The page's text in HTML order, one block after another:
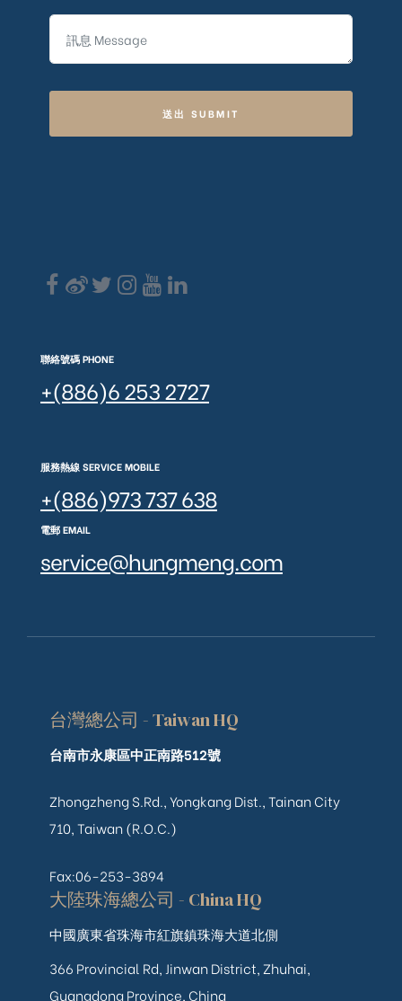
送出 SUBMIT
聯絡號碼 PHONE
+(886)6 253 2727
服務熱線 SERVICE MOBILE
+(886)973 737 638
電郵 EMAIL
service@hungmeng.com
台灣總公司 - Taiwan HQ
台南市永康區中正南路512號
Zhongzheng S.Rd., Yongkang Dist., Tainan City
710, Taiwan (R.O.C.)
Fax:06-253-3894
大陸珠海總公司 - China HQ
中國廣東省珠海市紅旗鎮珠海大道北側
366 Provincial Rd, Jinwan District, Zhuhai,
Guangdong Province, China